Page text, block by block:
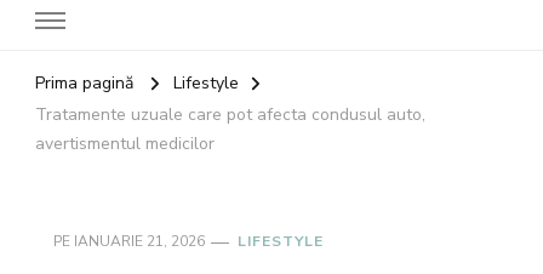
Prima pagină
Lifestyle
Tratamente uzuale care pot afecta condusul auto,
avertismentul medicilor
PE IANUARIE 21, 2026 LIFESTYLE